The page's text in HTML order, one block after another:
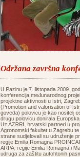
Održana završna
U Pazinu je 7. listopada 2009.
konferencija međunarodnog
projektne aktivnosti u Istri,
(Promotion and valorisation of
goveda) polovicu je kao nositelj
drugu polovicu donirala
Uz AZRRI, hrvatski partneri u
Agronomski fakultet u Zagrebu
strane sudjelovali su udruženje
regije Emilia Romagna
ARPA, regije Emilia Romagna i
udruga za zaštitu autohtonih